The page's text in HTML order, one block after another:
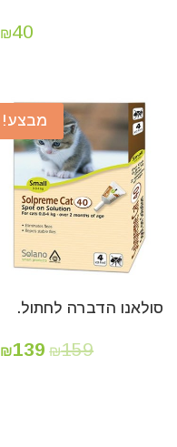
₪40
מבצע!
סולאנו הדברה לחתול.
₪159
₪139